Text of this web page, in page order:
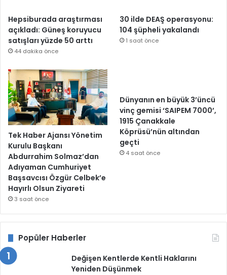
Hepsiburada araştırması
açıkladı: Güneş koruyucu
satışları yüzde 50 arttı
44 dakika önce
30 ilde DEAŞ operasyonu:
104 şüpheli yakalandı
1 saat önce
Tek Haber Ajansı Yönetim
Kurulu Başkanı
Abdurrahim Solmaz’dan
Adıyaman Cumhuriyet
Başsavcısı Özgür Celbek’e
Hayırlı Olsun Ziyareti
3 saat önce
Dünyanın en büyük 3’üncü
vinç gemisi ‘SAIPEM 7000’,
1915 Çanakkale
Köprüsü’nün altından
geçti
4 saat önce
Popüler Haberler
Değişen Kentlerde Kentli Haklarını
Yeniden Düşünmek